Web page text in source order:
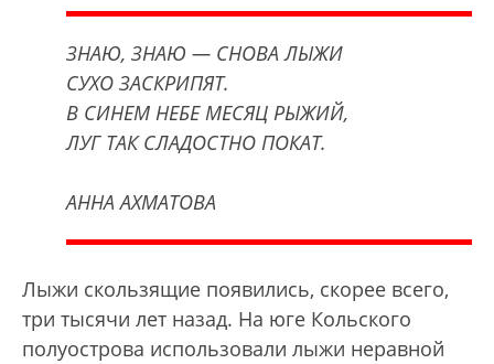
ЗНАЮ, ЗНАЮ — СНОВА ЛЫЖИ
СУХО ЗАСКРИПЯТ.
В СИНЕМ НЕБЕ МЕСЯЦ РЫЖИЙ,
ЛУГ ТАК СЛАДОСТНО ПОКАТ.
АННА АХМАТОВА
Лыжи скользящие появились, скорее всего,
три тысячи лет назад. На юге Кольского
полуострова использовали лыжи неравной